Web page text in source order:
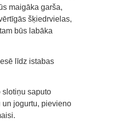
maigāka garša,
šķiedrvielas,
būs labāka
līdz istabas
slotiņu saputo
un jogurtu, pievieno